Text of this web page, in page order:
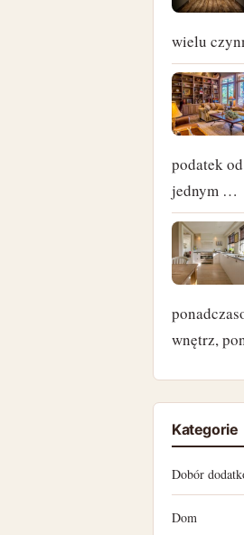
listopad 2023
październik
marzec 2023
luty 2023
styczeń 2023
grudzień 2022
sierpień 2022
wielu
podatek
jednym …
wnętrz,
Kategorie
Dobór
Dom